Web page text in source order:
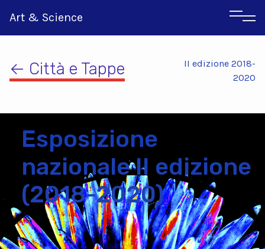
Art & Science
← Città e Tappe
II edizione 2018-
2020
Esposizione
nazionale II edizione
(2018-2020)